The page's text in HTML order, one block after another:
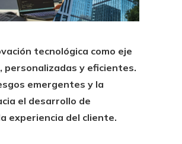
tecnológica como eje
personalizadas y eficientes.
emergentes y la
el desarrollo de
experiencia del cliente.